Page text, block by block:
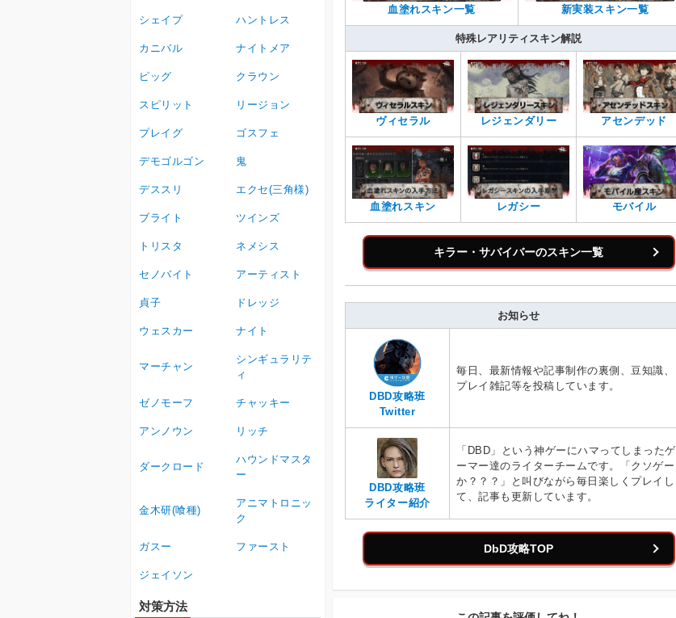
血塗れスキン一覧 新実装スキン一覧
特殊レアリティスキン解説
ヴィセラル レジェンダリー アセンデッド
血塗れスキン レガシー モバイル
キラー・サバイバーのスキン一覧
お知らせ
DBD攻略班
Twitter
毎日、最新情報や記事制作の裏側、豆知識、
プレイ雑記等を投稿しています。
DBD攻略班
ライター紹介
「DBD」という神ゲーにハマってしまったゲ
ーマー達のライターチームです。「クソゲー
か？？？」と叫びながら毎日楽しくプレイし
て、記事も更新しています。
DbD攻略TOP
シェイプ ハントレス
カニバル ナイトメア
ピッグ クラウン
スピリット リージョン
プレイグ ゴスフェ
デモゴルゴン 鬼
デススリ エクセ(三角様)
ブライト ツインズ
トリスタ ネメシス
セノバイト アーティスト
貞子 ドレッジ
ウェスカー ナイト
マーチャン
シンギュラリテ
ィ
ゼノモーフ チャッキー
アンノウン リッチ
ダークロード
ハウンドマスタ
ー
金木研(喰種)
アニマトロニッ
ク
ガスー ファースト
ジェイソン
対策方法